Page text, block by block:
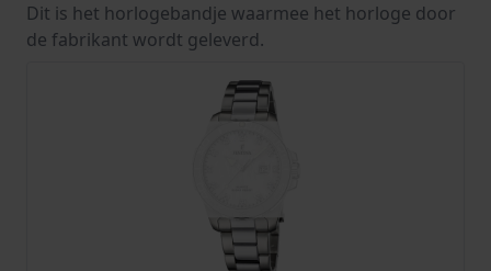
Dit is het horlogebandje waarmee het horloge door
de fabrikant wordt geleverd.